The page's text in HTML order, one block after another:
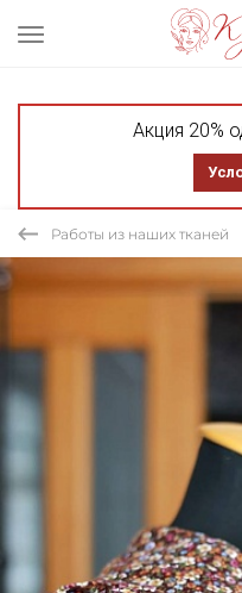
Акция 20%
Работы из наших тканей